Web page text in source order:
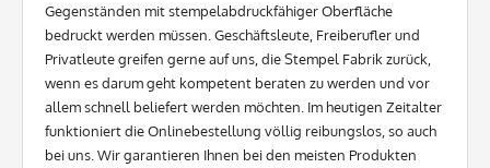
Gegenständen mit stempelabdruckfähiger Oberfläche
bedruckt werden müssen. Geschäftsleute, Freiberufler und
Privatleute greifen gerne auf uns, die Stempel Fabrik zurück,
wenn es darum geht kompetent beraten zu werden und vor
allem schnell beliefert werden möchten. Im heutigen Zeitalter
funktioniert die Onlinebestellung völlig reibungslos, so auch
bei uns. Wir garantieren Ihnen bei den meisten Produkten